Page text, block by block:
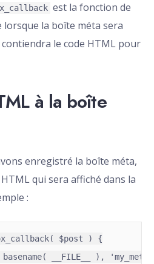
est la fonction de
lorsque la boîte méta sera
le code HTML pour
à la boîte
enregistré la boîte méta,
qui sera affiché dans la
:
$post ) {
__FILE__ ),